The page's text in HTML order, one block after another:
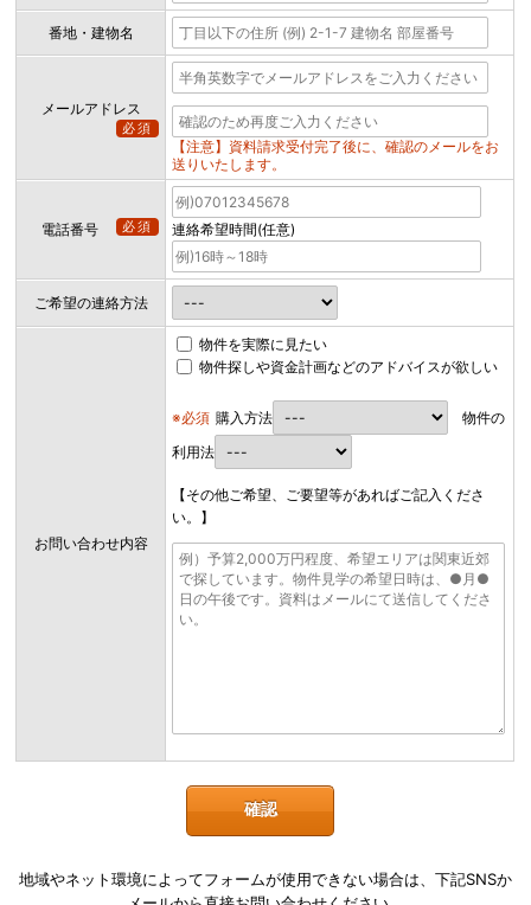
番地・建物名
メールアドレス
必須
【注意】資料請求受付完了後に、確認のメールをお
送りいたします。
電話番号 必須 連絡希望時間(任意)
ご希望の連絡方法
お問い合わせ内容
物件を実際に見たい
物件探しや資金計画などのアドバイスが欲しい
※必須 購入方法
物件の
利用法
【その他ご希望、ご要望等があればご記入くださ
い。】
地域やネット環境によってフォームが使用できない場合は、下記SNSか